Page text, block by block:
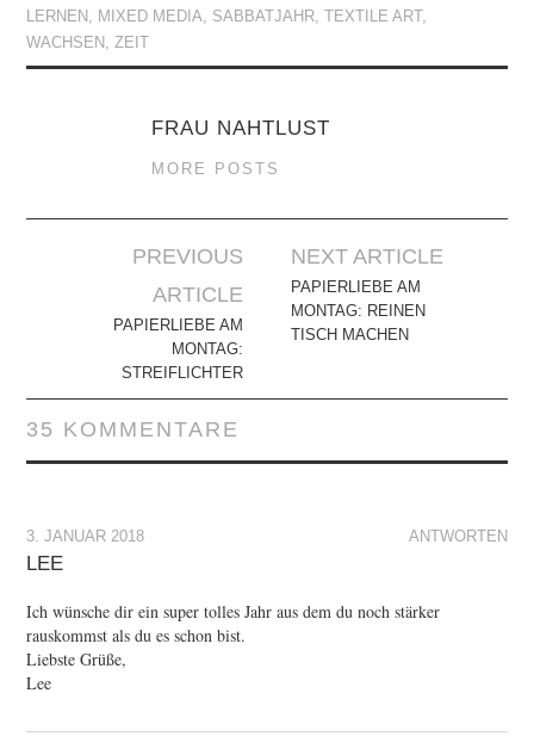
LERNEN
MIXED MEDIA SABBATJAHR ,TEXTILE ART,
WACHSEN
ZEIT
FRAU NAHTLUST
MORE POSTS
Navigation
PREVIOUS
ARTICLE
PAPIERLIEBE AM
MONTAG:
STREIFLICHTER
NEXT ARTICLE
PAPIERLIEBE AM
MONTAG: REINEN
TISCH MACHEN
35 KOMMENTARE
ANTWORTEN
3. JANUAR 2018
LEE
Ich wünsche dir ein super tolles Jahr aus dem du noch stärker
rauskommst als du es schon bist.
Liebste Grüße,
Lee